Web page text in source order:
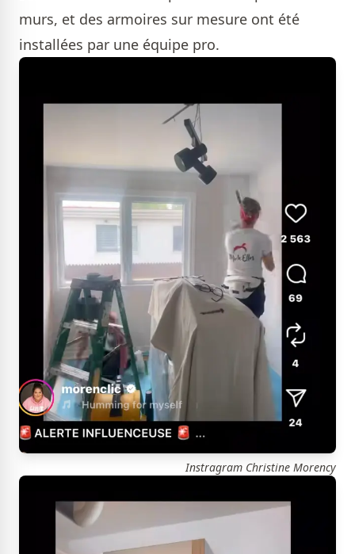
murs, et des armoires sur mesure ont été
installées par une équipe pro.
Instragram Christine Morency